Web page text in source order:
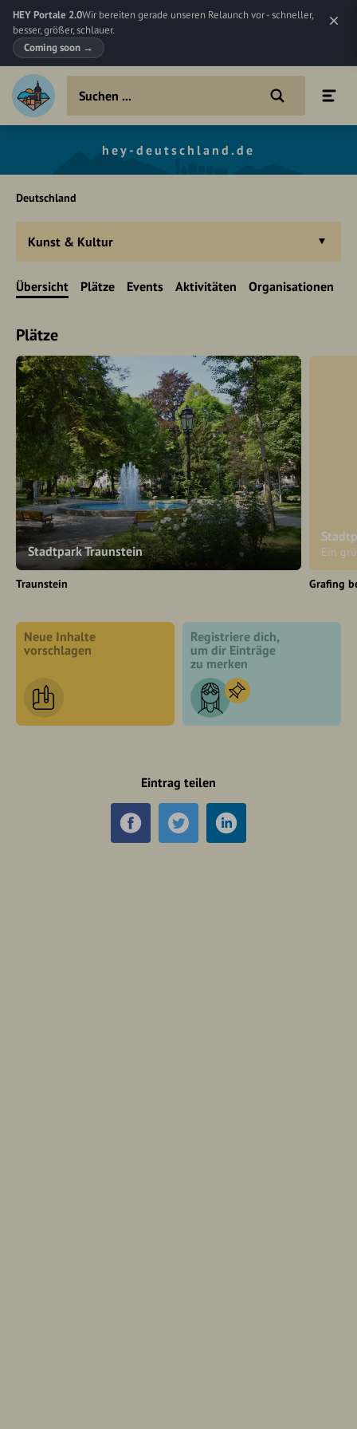
HEY Portale 2.0Wir bereiten gerade unseren Relaunch vor - schneller,
besser, größer, schlauer.
Coming soon →
hey-deutschland.de
Deutschland
Kunst & Kultur
Übersicht Plätze Events Aktivitäten Organisationen
Plätze
Stadtpark Traunstein
Traunstein
Ein
Grafing
Neue Inhalte
vorschlagen
Registriere dich,
um dir Einträge
zu merken
Eintrag teilen